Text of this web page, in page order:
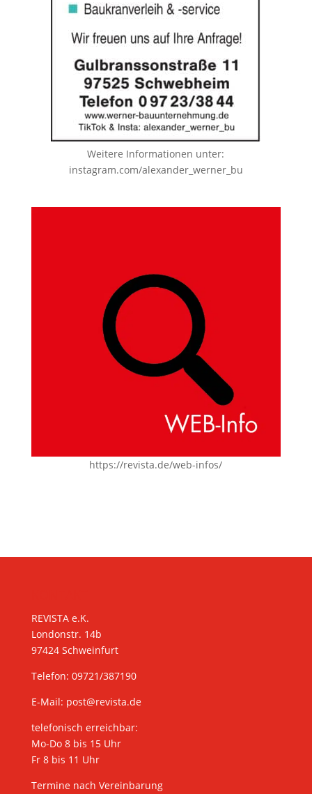
Weitere Informationen unter:
instagram.com/alexander_werner_bu
https://revista.de/web-infos/
REVISTA e.K.
Londonstr. 14b
97424 Schweinfurt
Telefon: 09721/387190
E-Mail: post@revista.de
telefonisch erreichbar:
Mo-Do 8 bis 15 Uhr
Fr 8 bis 11 Uhr
Termine nach Vereinbarung